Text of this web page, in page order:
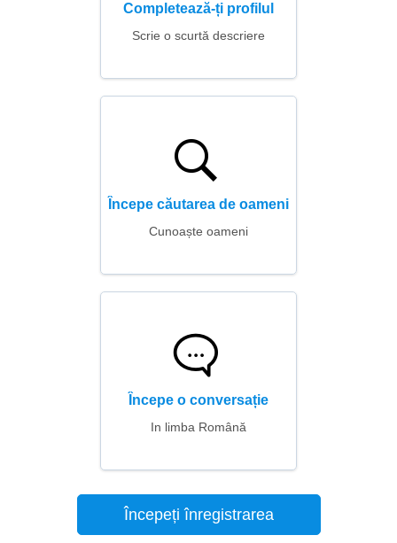
Completează-ți profilul
Scrie o scurtă descriere
Începe căutarea de oameni
Cunoaște oameni
Începe o conversație
In limba Română
Începeți înregistrarea